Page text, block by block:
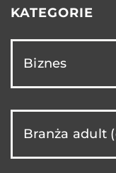
KATEGORIE
Biznes
Branża adult